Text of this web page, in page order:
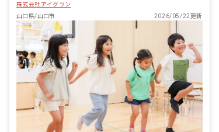
株式会社アイグラン
山口県/山口市
2026/05/22更新